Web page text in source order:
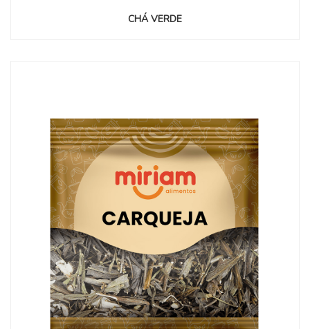
CHÁ VERDE